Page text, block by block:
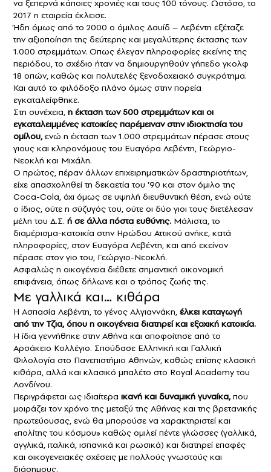
να ξεπερνά κάποιες χρονιές και τους 100 τόνους. Ωστόσο, το
2017 η εταιρεία έκλεισε.
Ήδη όμως από το 2000 ο όμιλος Δαυίδ – Λεβέντη εξέταζε
την αξιοποίηση της δεύτερης και μεγαλύτερης έκτασης των
1.000 στρεμμάτων. Οπως έλεγαν πληροφορίες εκείνης της
περιόδου, το σχέδιο ήταν να δημιουργηθούν γήπεδο γκολφ
18 οπών, καθώς και πολυτελές ξενοδοχειακό συγκρότημα.
Και αυτό το φιλόδοξο πλάνο όμως στην πορεία
εγκαταλείφθηκε.
Στη συνέχεια, η έκταση των 500 στρεμμάτων και οι
εγκαταλειμμένες κατοικίες παρέμειναν στην ιδιοκτησία του
ομίλου,ενώ η έκταση των 1.000 στρεμμάτων πέρασε στους
γιους και κληρονόμους του Ευαγόρα Λεβέντη, Γεώργιο-
Νεοκλή και Μιχάλη.
Ο πρώτος, πέραν άλλων επιχειρηματικών δραστηριοτήτων,
είχε απασχοληθεί τη δεκαετία του ’90 και στον όμιλο της
Coca-Cola, όχι όμως σε υψηλή διευθυντική θέση, ενώ ούτε
ο ίδιος, ούτε η σύζυγός του, ούτε οι δύο γιοι τους διετέλεσαν
μέλη του Δ.Σ. ή σε άλλα πόστα ευθύνης. Μάλιστα, το
διαμέρισμα-κατοικία στην Ηρώδου Αττικού ανήκε, κατά
πληροφορίες, στον Ευαγόρα Λεβέντη, και από εκείνον
πέρασε στον γιο του, Γεώργιο-Νεοκλή.
Ασφαλώς η οικογένεια διέθετε σημαντική οικονομική
επιφάνεια, όπως δήλωνε και ο τρόπος ζωής της.
Με γαλλικά και… κιθάρα
Η Ασπασία Λεβέντη, το γένος Αλγιαννάκη, έλκει καταγωγή
από την Τζια, όπου η οικογένεια διατηρεί και εξοχική κατοικία.
Η ίδια γεννήθηκε στην Αθήνα και αποφοίτησε από το
Αρσάκειο Κολλέγιο. Σπούδασε Ελληνική και Γαλλική
Φιλολογία στο Πανεπιστήμιο Αθηνών, καθώς επίσης κλασική
κιθάρα, αλλά και κλασικό μπαλέτο στο Royal Academy του
Λονδίνου.
Περιγράφεται ως ιδιαίτερα ικανή και δυναμική γυναίκα,που
μοιράζει τον χρόνο της μεταξύ της Αθήνας και της βρετανικής
πρωτεύουσας, ενώ θα μπορούσε να χαρακτηριστεί και
«πολίτης του κόσμου» καθώς ομιλεί πέντε γλώσσες (γαλλικά,
αγγλικά, ιταλικά, ισπανικά και ρωσικά) και διατηρεί επαφές
και οικογενειακές σχέσεις με πολλούς γνωστούς και
διάσημους.